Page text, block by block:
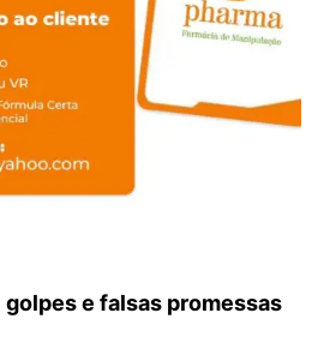
golpes e falsas promessas